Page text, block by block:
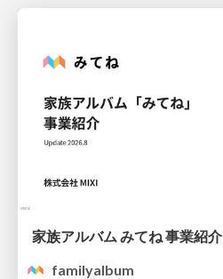
家族アルバム みてね 事業紹
familyalbum